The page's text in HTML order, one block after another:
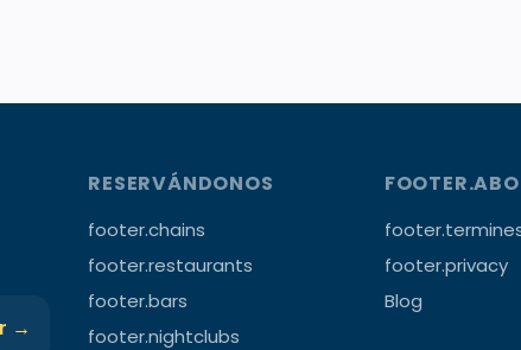
→
RESERVÁNDONOS
footer.chains
footer.restaurants
footer.bars
footer.nightclubs
footer.privacy
Blog